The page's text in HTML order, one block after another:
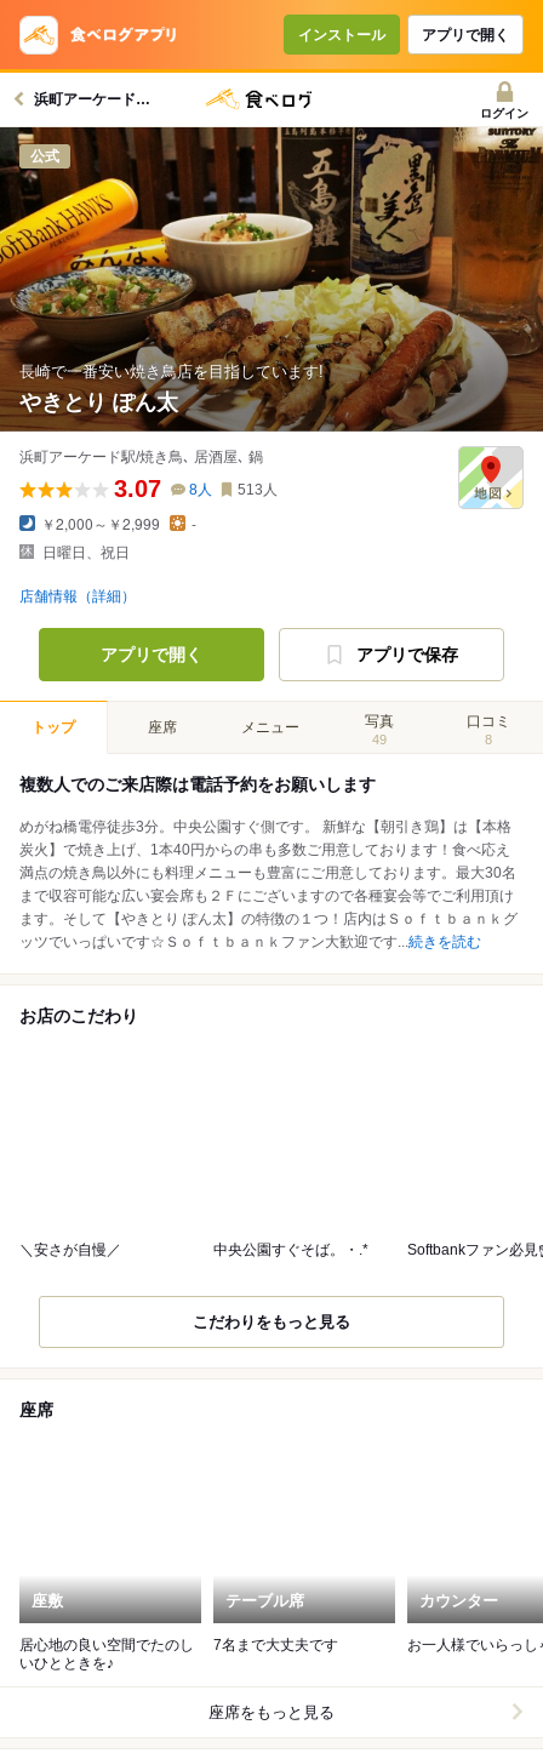
インストール アプリで開く
浜町アーケード駅グルメへ
ログイン
公式
長崎で一番安い焼き鳥店を目指しています!
やきとり ぽん太
浜町アーケード駅/焼き鳥､ 居酒屋､ 鍋
3.07 8人 513 人
￥2,000～￥2,999
-
日曜日、祝日
店舗情報（詳細）
アプリで開く アプリで保存
トップ 座席 メニュー 写真
49
口コミ
8
複数人でのご来店際は電話予約をお願いします
めがね橋電停徒歩3分。中央公園すぐ側です。 新鮮な【朝引き鶏】は【本格
炭火】で焼き上げ、1本40円からの串も多数ご用意しております！食べ応え
満点の焼き鳥以外にも料理メニューも豊富にご用意しております。最大30名
まで収容可能な広い宴会席も２Ｆにございますので各種宴会等でご利用頂け
ます。そして【やきとり ぽん太】の特徴の１つ！店内はＳｏｆｔｂａｎｋグ
ッツでいっぱいです☆Ｓｏｆｔｂａｎｋファン大歓迎です...続きを読む
お店のこだわり
＼安さが自慢／ 中央公園すぐそば。・.* Softbankファン必
こだわりをもっと見る
座席
座敷
居心地の良い空間でたのし
いひとときを♪
テーブル席
7名まで大丈夫です
カウンター
お一人様でいらっし
座席をもっと見る